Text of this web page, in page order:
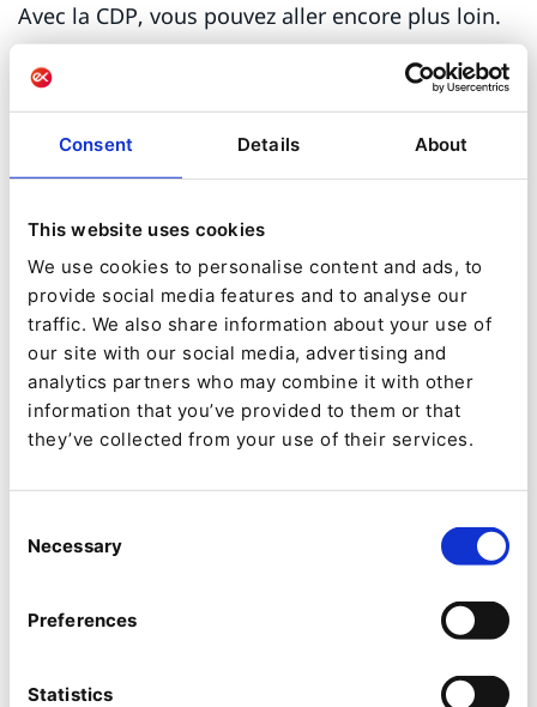
Consent Details About
This website uses cookies
We use cookies to personalise content and ads, to
provide social media features and to analyse our
traffic. We also share information about your use of
our site with our social media, advertising and
analytics partners who may combine it with other
information that you’ve provided to them or that
they’ve collected from your use of their services.
Selection
Necessary
Preferences
Statistics
Avec la CDP, vous pouvez aller encore plus loin.
La CDP offre un niveau encore plus avancé
d'apprentissage automatique et d'IA prédictive
pour fournir un
contenu hyper personnalisé .
Ibexa CDP est utile pour les sites B2C et B2B et
en partageant des données avec des
plateformes telles qu' Actito et HubSpot . Vous
pouvez également étendre la personnalisation
aux canaux sortants tels que l'email marketing
et le ciblage des médias payants.
3. L'IA générative